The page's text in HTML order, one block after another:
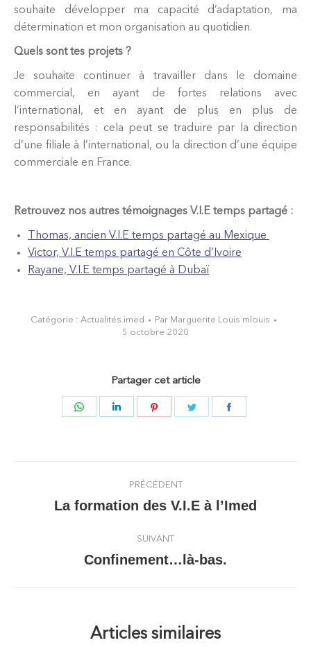
souhaite développer ma capacité d’adaptation, ma
détermination et mon organisation au quotidien.
Quels sont tes projets ?
Je souhaite continuer à travailler dans le domaine
commercial, en ayant de fortes relations avec
l’international, et en ayant de plus en plus de
responsabilités : cela peut se traduire par la direction
d’une filiale à l’international, ou la direction d’une équipe
commerciale en France.
Retrouvez nos autres témoignages V.I.E temps partagé :
Thomas, ancien V.I.E temps partagé au Mexique
Victor, V.I.E temps partagé en Côte d’Ivoire
Rayane, V.I.E temps partagé à Dubaï
Catégorie : Actualités imed Par Marguerite Louis mlouis
5 octobre 2020
Partager cet article
Partager Partager Partager Partager
Navigation
article
PRÉCÉDENT
Article
:
La formation des V.I.E à l’Imed
SUIVANT
Article
Confinement…là-bas.
Articles similaires